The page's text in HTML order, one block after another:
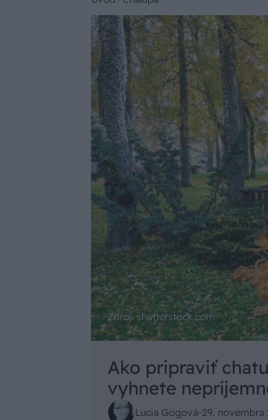
Zdroj: shutterstock.com
Ako pripraviť
vyhnete
Lucia Gogová-29. novembra